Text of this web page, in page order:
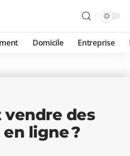
Domicile Entreprise
vendre des
ligne ?